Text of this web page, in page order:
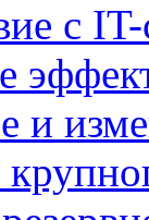
с
и